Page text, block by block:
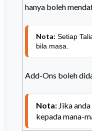
hanya boleh
Nota: Setiap
bila masa.
Add-Ons boleh
Nota: Jika
kepada mana-